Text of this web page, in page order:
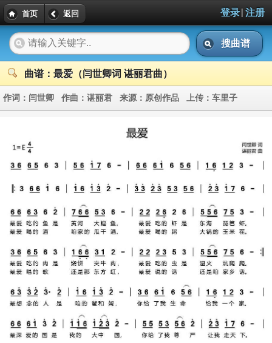
首页 返回 登录| 注册
搜曲谱
曲谱：最爱（闫世卿词 谌丽君曲）
作词： 闫世卿 作曲： 谌丽君 来源： 原创作品 上传： 车里子